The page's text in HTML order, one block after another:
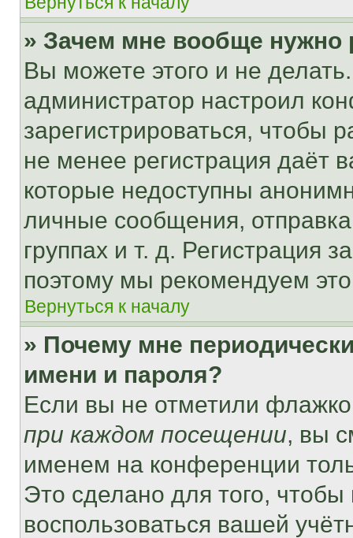
» Зачем мне вообще нужно
Вы можете этого и не
администратор настроил
зарегистрироваться, чтобы
не менее регистрация даёт
которые недоступны
личные сообщения,
группах и т. д. Регистрация
поэтому мы рекомендуем
Вернуться к началу
» Почему мне
имени и пароля?
Если вы не отметили
при каждом посещении, вы
именем на конференции
Это сделано для того, чтобы
воспользоваться вашей